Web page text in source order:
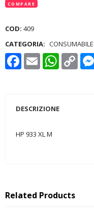
COMPARE
COD: 409
CATEGORIA: CONSUMABILE
Facebook
Email WhatsApp
Copy
Link
DESCRIZIONE
HP 933 XL M
Related Products